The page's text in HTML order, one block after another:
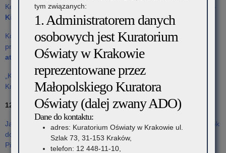
Konferencja prasowa nt. projektu
„Razem tworzymy atmosferę –
Kibicuj z klasą”– Facebook Kuratorium Oświaty w Krakowie
Konferencja prasowa nt. realizacji unikatowego w skali kraju
projektu edukacyjno – profilaktycznego
„Razem tworzymy
atmosferę – Kibicuj z klasą”– Facebook Małopolska Policja
„Kibicuj z klasą”. Akcja przeciw agresji na stadionach – TVP 3
Kraków
12.03.2026
Jak kibicować z klasą? Edukacja dzieci i młodzieży to pierwszy krok
do bezpiecznych i przyjaznych stadionów. – Małopolski Związek
Piłki Nożnej
tym związanych:
1. Administratorem danych
osobowych jest Kuratorium
Oświaty w Krakowie
reprezentowane przez
Małopolskiego Kuratora
Oświaty (dalej zwany ADO)
Dane do kontaktu:
adres: Kuratorium Oświaty w Krakowie ul.
Szlak 73, 31-153 Kraków,
telefon: 12 448-11-10,